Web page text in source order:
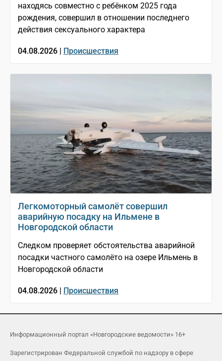
находясь совместно с ребёнком 2025 года
рождения, совершил в отношении последнего
действия сексуального характера
04.08.2026 | Происшествия
Легкомоторный самолёт совершил
аварийную посадку на Ильмене в
Новгородской области
Следком проверяет обстоятельства аварийной
посадки частного самолёто на озере Ильмень в
Новгородской области
04.08.2026 | Происшествия
Информационный портал «Новгородские ведомости» 16+
Зарегистрирован Федеральной службой по надзору в сфере